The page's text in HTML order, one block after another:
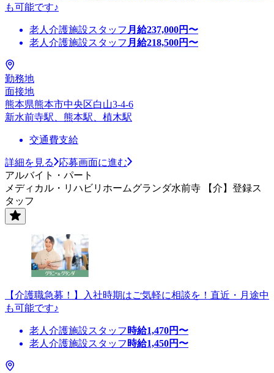
も可能です♪
老人介護施設スタッフ 月給237,000円〜
老人介護施設スタッフ 月給218,500円〜
勤務地
面接地
熊本県熊本市中央区白山3-4-6
新水前寺駅、熊本駅、植木駅
交通費支給
詳細を見る
応募画面に進む
アルバイト・パート
メディカル・リハビリホームグランダ水前寺 【介】登録ス
タッフ
【介護職急募！】入社時期はご気軽に相談を！直近・月途中
も可能です♪
老人介護施設スタッフ 時給1,470円〜
老人介護施設スタッフ 時給1,450円〜